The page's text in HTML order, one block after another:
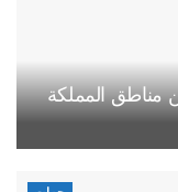
مناطق المملكة